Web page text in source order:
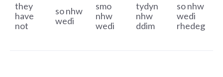
they
have
not
so nhw
wedi
smo
nhw
wedi
tydyn
nhw
ddim
so nhw
wedi
rhedeg